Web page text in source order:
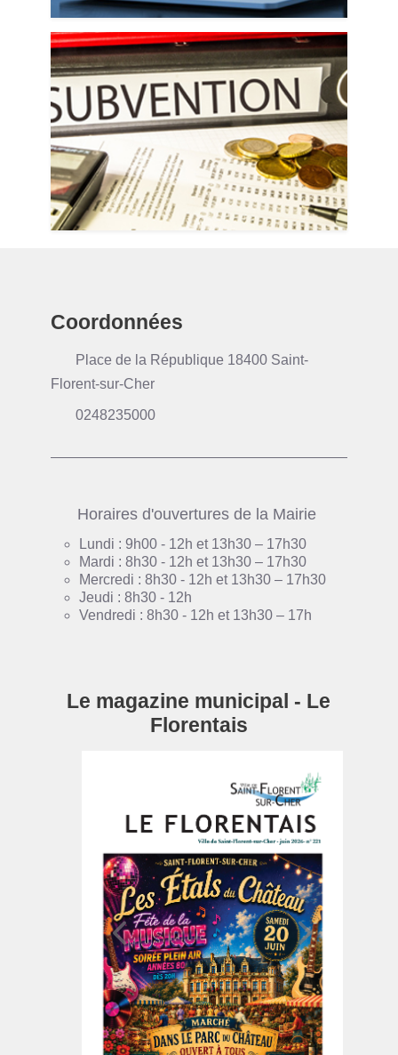
Coordonnées
Place de la République 18400 Saint-
Florent-sur-Cher
0248235000
Horaires d'ouvertures de la Mairie
Lundi : 9h00 - 12h et 13h30 – 17h30
Mardi : 8h30 - 12h et 13h30 – 17h30
Mercredi : 8h30 - 12h et 13h30 – 17h30
Jeudi : 8h30 - 12h
Vendredi : 8h30 - 12h et 13h30 – 17h
Le magazine municipal - Le
Florentais